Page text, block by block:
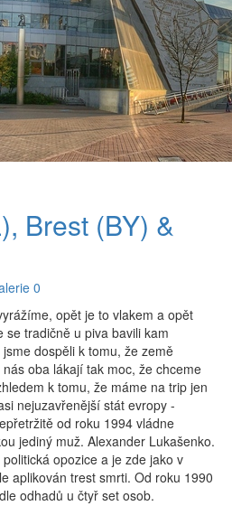
Brest (BY) &
0
opět je to vlakem a opět
se tradičně u piva bavili kam
dospěli k tomu, že země
oba lákají tak moc, že chceme
k tomu, že máme na trip jen
nejuzavřenější stát evropy -
od roku 1994 vládne
jediný muž. Alexander Lukašenko.
opozice a je zde jako v
aplikován trest smrti. Od roku 1990
odhadů u čtyř set osob.